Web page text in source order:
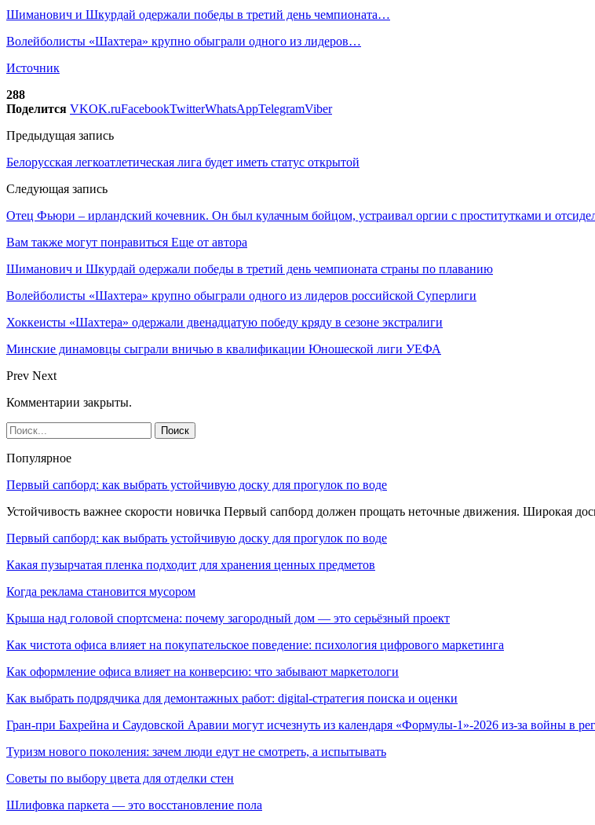
Шиманович и Шкурдай одержали победы в третий день чемпионата…
Волейболисты «Шахтера» крупно обыграли одного из лидеров…
Источник
288
Поделится VKOK.ruFacebookTwitterWhatsAppTelegramViber
Предыдущая запись
Белорусская легкоатлетическая лига будет иметь статус открытой
Следующая запись
Отец Фьюри – ирландский кочевник. Он был кулачным бойцом, устраивал оргии с проститутками и
Вам также могут понравиться Еще от автора
Шиманович и Шкурдай одержали победы в третий день чемпионата страны по плаванию
Волейболисты «Шахтера» крупно обыграли одного из лидеров российской Суперлиги
Хоккеисты «Шахтера» одержали двенадцатую победу кряду в сезоне экстралиги
Минские динамовцы сыграли вничью в квалификации Юношеской лиги УЕФА
Prev Next
Комментарии закрыты.
Популярное
Первый сапборд: как выбрать устойчивую доску для прогулок по воде
Устойчивость важнее скорости новичка Первый сапборд должен прощать неточные движения. Широкая
Первый сапборд: как выбрать устойчивую доску для прогулок по воде
Какая пузырчатая пленка подходит для хранения ценных предметов
Когда реклама становится мусором
Крыша над головой спортсмена: почему загородный дом — это серьёзный проект
Как чистота офиса влияет на покупательское поведение: психология цифрового маркетинга
Как оформление офиса влияет на конверсию: что забывают маркетологи
Как выбрать подрядчика для демонтажных работ: digital-стратегия поиска и оценки
Гран-при Бахрейна и Саудовской Аравии могут исчезнуть из календаря «Формулы-1»-2026 из-за войны в
Туризм нового поколения: зачем люди едут не смотреть, а испытывать
Советы по выбору цвета для отделки стен
Шлифовка паркета — это восстановление пола